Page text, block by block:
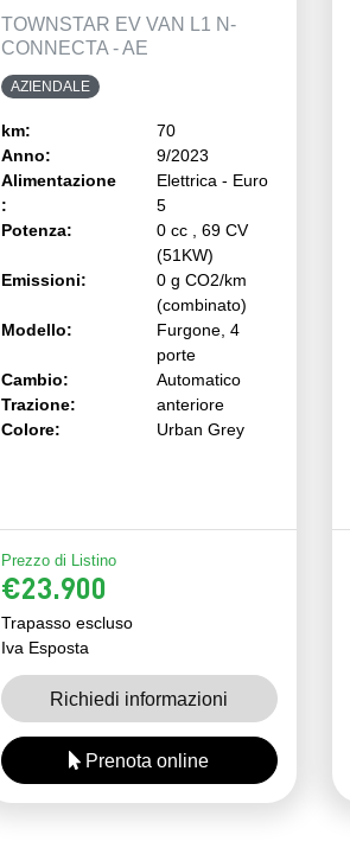
TOWNSTAR EV VAN L1 N-
CONNECTA - AE
AZIENDALE
km:
70
Anno:
9/2023
Alimentazione
:
Elettrica - Euro
5
Potenza:
0 cc , 69 CV
(51KW)
Emissioni:
0 g CO2/km
(combinato)
Modello:
Furgone, 4
porte
Cambio:
Automatico
Trazione:
anteriore
Colore:
Urban Grey
Prezzo di Listino
€23.900
Trapasso escluso
Iva Esposta
Richiedi informazioni
Prenota online